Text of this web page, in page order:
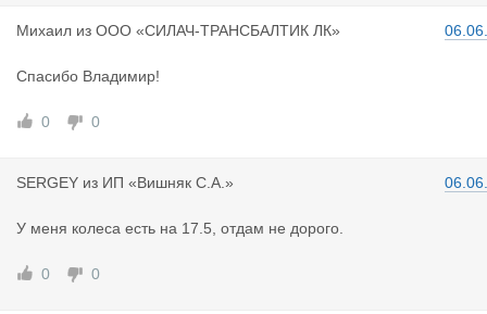
Михаил из ООО «СИЛАЧ-ТРАНСБАЛТИК ЛК»
Спасибо Владимир!
0 0
SERGEY из ИП «Вишняк С.А.»
У меня колеса есть на 17.5, отдам не дорого.
0 0